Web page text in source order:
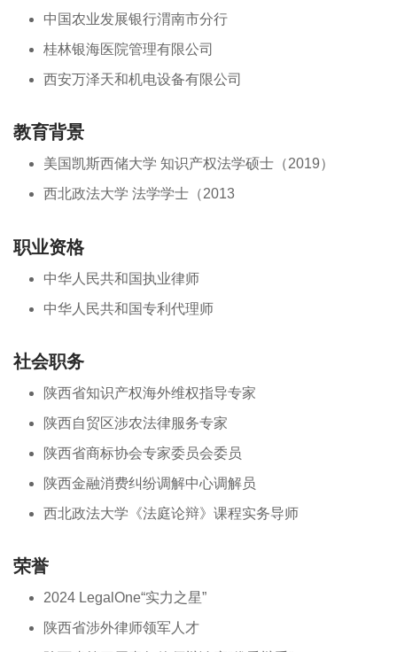
中国农业发展银行渭南市分行
桂林银海医院管理有限公司
西安万泽天和机电设备有限公司
教育背景
美国凯斯西储大学 知识产权法学硕士（2019）
西北政法大学 法学学士（2013
职业资格
中华人民共和国执业律师
中华人民共和国专利代理师
社会职务
陕西省知识产权海外维权指导专家
陕西自贸区涉农法律服务专家
陕西省商标协会专家委员会委员
陕西金融消费纠纷调解中心调解员
西北政法大学《法庭论辩》课程实务导师
荣誉
2024 LegalOne“实力之星”
陕西省涉外律师领军人才